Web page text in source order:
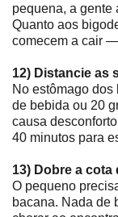
pequena, a gente
Quanto aos
comecem a cair
12) Distancie as
No estômago dos
de bebida ou 20
causa
40 minutos para
13) Dobre a
O pequeno
bacana. Nada de